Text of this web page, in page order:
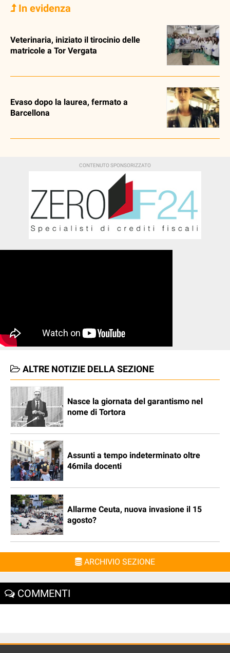
In evidenza
Veterinaria, iniziato il tirocinio delle
matricole a Tor Vergata
Evaso dopo la laurea, fermato a
Barcellona
ALTRE NOTIZIE DELLA SEZIONE
Nasce la giornata del garantismo nel
nome di Tortora
Assunti a tempo indeterminato oltre
46mila docenti
Allarme Ceuta, nuova invasione il 15
agosto?
ARCHIVIO SEZIONE
COMMENTI